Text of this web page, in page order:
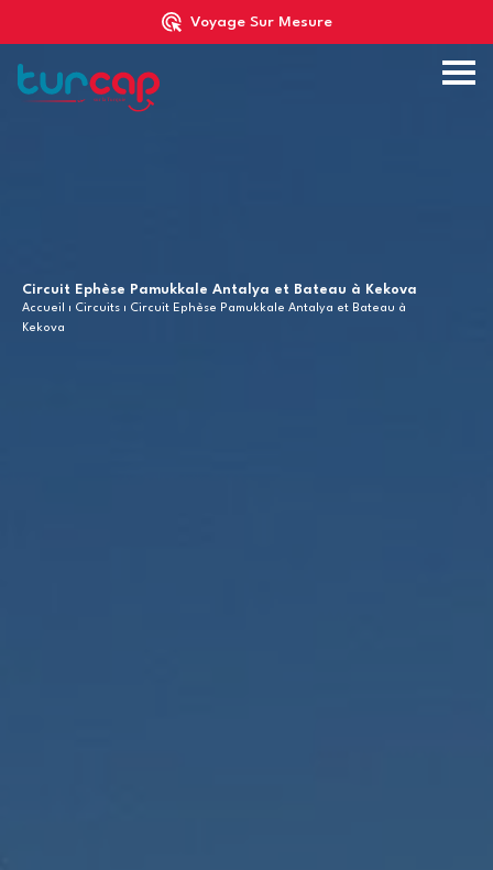
Voyage Sur Mesure
Circuit Ephèse Pamukkale Antalya et Bateau à Kekova
Accueil ı Circuits ı Circuit Ephèse Pamukkale Antalya et Bateau à
Kekova